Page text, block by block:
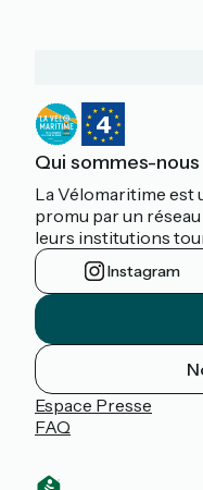
Qui sommes-nous
La Vélomaritime est
promu par un
leurs institutions
Instagram
Espace Presse
FAQ